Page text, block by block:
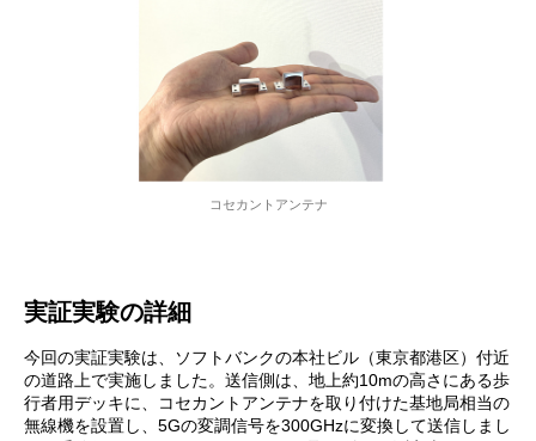
コセカントアンテナ
実証実験の詳細
今回の実証実験は、ソフトバンクの本社ビル（東京都港区）付近
の道路上で実施しました。送信側は、地上約10mの高さにある歩
行者用デッキに、コセカントアンテナを取り付けた基地局相当の
無線機を設置し、5Gの変調信号を300GHzに変換して送信しまし